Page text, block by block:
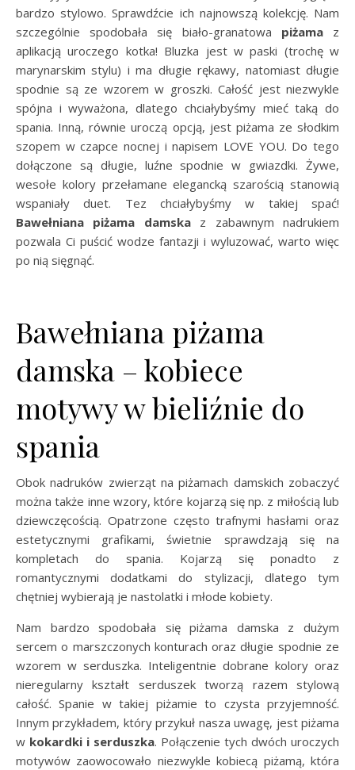
bardzo stylowo. Sprawdźcie ich najnowszą kolekcję. Nam
szczególnie spodobała się biało-granatowa piżamaz
aplikacją uroczego kotka! Bluzka jest w paski (trochę w
marynarskim stylu) i ma długie rękawy, natomiast długie
spodnie są ze wzorem w groszki. Całość jest niezwykle
spójna i wyważona, dlatego chciałybyśmy mieć taką do
spania. Inną, równie uroczą opcją, jest piżama ze słodkim
szopem w czapce nocnej i napisem LOVE YOU. Do tego
dołączone są długie, luźne spodnie w gwiazdki. Żywe,
wesołe kolory przełamane elegancką szarością stanowią
wspaniały duet. Tez chciałybyśmy w takiej spać!
Bawełniana piżama damskaz zabawnym nadrukiem
pozwala Ci puścić wodze fantazji i wyluzować, warto więc
po nią sięgnąć.
Bawełniana piżama
damska – kobiece
motywy w bieliźnie do
spania
Obok nadruków zwierząt na piżamach damskich zobaczyć
można także inne wzory, które kojarzą się np. z miłością lub
dziewczęcością. Opatrzone często trafnymi hasłami oraz
estetycznymi grafikami, świetnie sprawdzają się na
kompletach do spania. Kojarzą się ponadto z
romantycznymi dodatkami do stylizacji, dlatego tym
chętniej wybierają je nastolatki i młode kobiety.
Nam bardzo spodobała się piżama damska z dużym
sercem o marszczonych konturach oraz długie spodnie ze
wzorem w serduszka. Inteligentnie dobrane kolory oraz
nieregularny kształt serduszek tworzą razem stylową
całość. Spanie w takiej piżamie to czysta przyjemność.
Innym przykładem, który przykuł nasza uwagę, jest piżama
w kokardki i serduszka. Połączenie tych dwóch uroczych
motywów zaowocowało niezwykle kobiecą piżamą, która